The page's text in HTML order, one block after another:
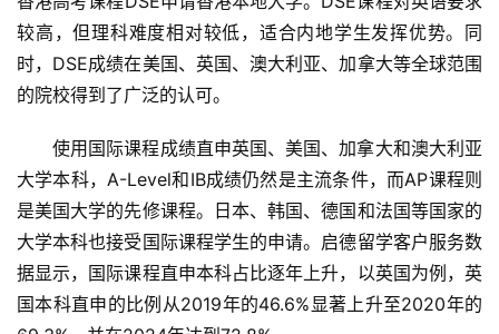
较高，但理科难度相对较低，适合内地学生发挥优势。同
时，DSE成绩在美国、英国、澳大利亚、加拿大等全球范围
的院校得到了广泛的认可。
使用国际课程成绩直申英国、美国、加拿大和澳大利亚
大学本科，A-Level和IB成绩仍然是主流条件，而AP课程则
是美国大学的先修课程。日本、韩国、德国和法国等国家的
大学本科也接受国际课程学生的申请。启德留学客户服务数
据显示，国际课程直申本科占比逐年上升，以英国为例，英
国本科直申的比例从2019年的46.6%显著上升至2020年的